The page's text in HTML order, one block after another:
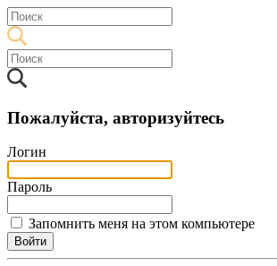
Пожалуйста, авторизуйтесь
Логин
Пароль
Запомнить меня на этом компьютере